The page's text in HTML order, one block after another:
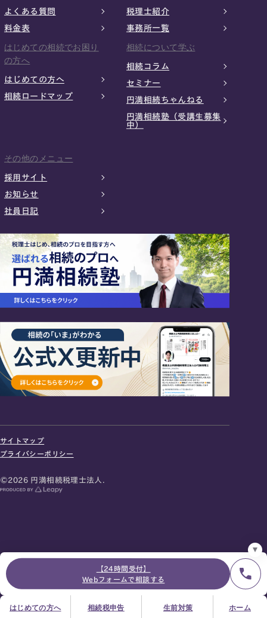
【24時間受付】
Webフォームで相談する
はじめての方へ 相続税申告 生前対策 ホーム
お急ぎの方は電話で面談予約
よくある質問
料金表
税理士紹介
事務所一覧
はじめての相続でお困り
の方へ
はじめての方へ
相続ロードマップ
相続について学ぶ
相続コラム
セミナー
円満相続ちゃんねる
円満相続塾（受講生募集
中）
その他のメニュー
採用サイト
お知らせ
社員日記
サイトマップ
プライバシーポリシー
©2026 円満相続税理士法人.